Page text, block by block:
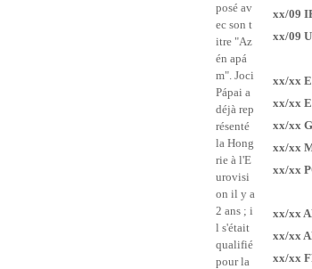
posé av
ec son t
itre "Az
én apá
m". Joci
Pápai a
déjà rep
résenté
la Hong
rie à l'E
urovisi
on il y a
2 ans ; i
l s'était
qualifié
pour la
xx/09
xx/09
xx/xx
xx/xx
xx/xx
xx/xx
xx/xx
xx/xx
xx/xx
xx/xx